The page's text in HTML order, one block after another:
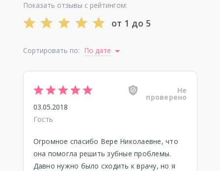
Показать отзывы с рейтингом:
от 1 до 5
Сортировать по: По дате
Не
проверено
03.05.2018
Гость
Огромное спасибо Вере Николаевне, что
она помогла решить зубные проблемы.
Давно нужно было сходить к врачу, но я